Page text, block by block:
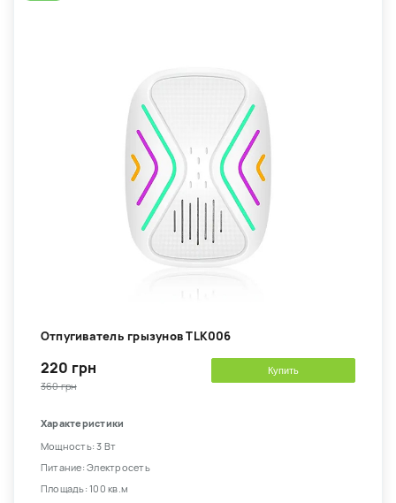
Отпугиватель грызунов TLK006
220 грн
360 грн
Купить
Характеристики
Мощность: 3 Вт
Питание: Электросеть
Площадь: 100 кв.м